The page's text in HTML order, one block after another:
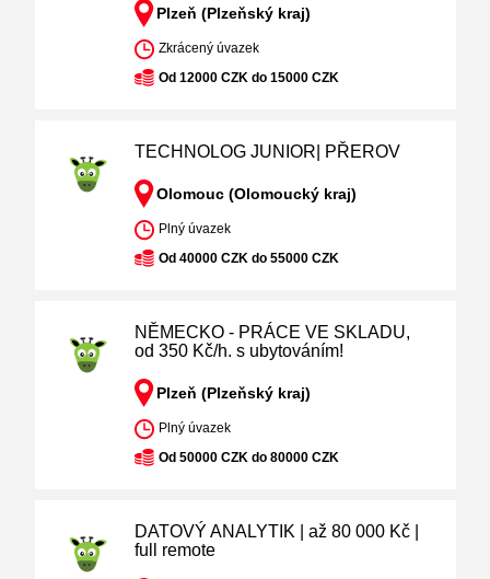
Plzeň (Plzeňský kraj)
Zkrácený úvazek
Od 12000 CZK do 15000 CZK
TECHNOLOG JUNIOR| PŘEROV
Olomouc (Olomoucký kraj)
Plný úvazek
Od 40000 CZK do 55000 CZK
NĚMECKO - PRÁCE VE SKLADU,
od 350 Kč/h. s ubytováním!
Plzeň (Plzeňský kraj)
Plný úvazek
Od 50000 CZK do 80000 CZK
DATOVÝ ANALYTIK | až 80 000 Kč |
full remote